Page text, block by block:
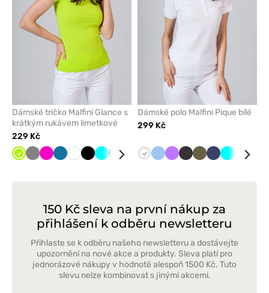
Dámské tričko Malfini Glance s
krátkým rukávem limetkové
229 Kč
Limetková
ŠedáMalinováKaraibsky
Bílá ČernáTyrkysová
Námořnická
Červená
FialováMátová
Dámské polo Malfini Pique bílé
299 Kč
Bílá ModráFialováAntracitový
KhakiNámořnická
Tyrkysová
Růžová
150 Kč sleva na první nákup za
přihlášení k odběru newsletteru
Přihlaste se k odběru našeho newsletteru a dostávejte
upozornění na nové akce a produkty. Sleva platí pro
jednorázové nákupy v hodnotě alespoň 1500 Kč. Tuto
slevu nelze kombinovat s jinými akcemi.